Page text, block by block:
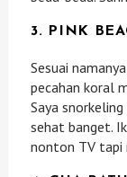
3. PINK
Sesuai
pecahan koral
Saya
sehat banget.
nonton TV tapi